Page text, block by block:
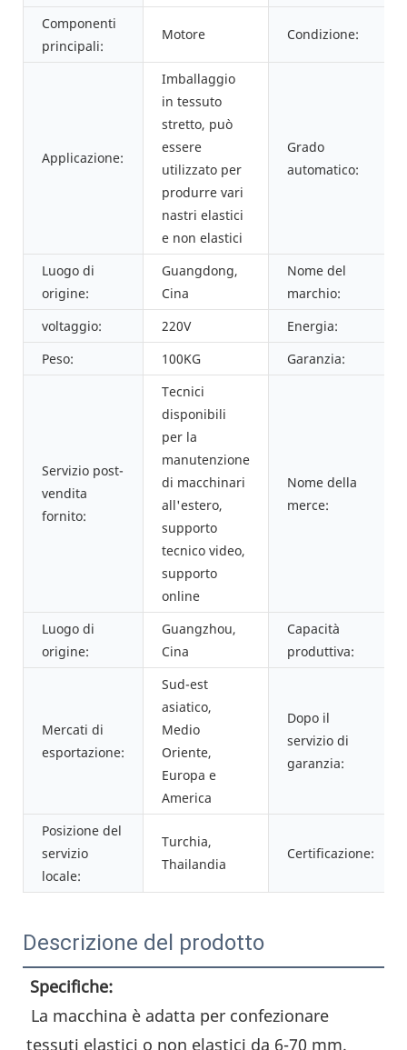
Componenti
principali:
Motore Condizione:
Applicazione:
Imballaggio
in tessuto
stretto, può
essere
utilizzato per
produrre vari
nastri elastici
e non elastici
Grado
automatico:
Luogo di
origine:
Guangdong,
Cina
Nome del
marchio:
voltaggio:
220V
Energia:
Peso:
100KG Garanzia:
Servizio post-
vendita
fornito:
Tecnici
disponibili
per la
manutenzione
di macchinari
all'estero,
supporto
tecnico video,
supporto
online
Nome della
merce:
Luogo di
origine:
Guangzhou,
Cina
Capacità
produttiva:
Mercati di
esportazione:
Sud-est
asiatico,
Medio
Oriente,
Europa e
America
Dopo il
servizio di
garanzia:
Posizione del
servizio
locale:
Turchia,
Thailandia
Certificazione:
Descrizione del prodotto
Specifiche:
tessuti elastici o non elastici da 6-70 mm.